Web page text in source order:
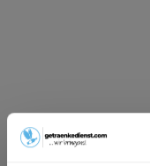
ab 101,01 € *